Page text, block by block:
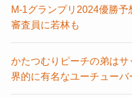
M-1グランプリ2024優勝予
審査員に若林も
かたつむりピーチの弟は
界的に有名なユーチューバ